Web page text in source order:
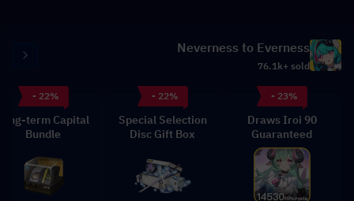
Neverness to Everness
76.1k+ sold
- 23%
90 Draws Iroi
Guaranteed
- 22%
Special Selection
Disc Gift Box
- 22%
term Capital
Bundle